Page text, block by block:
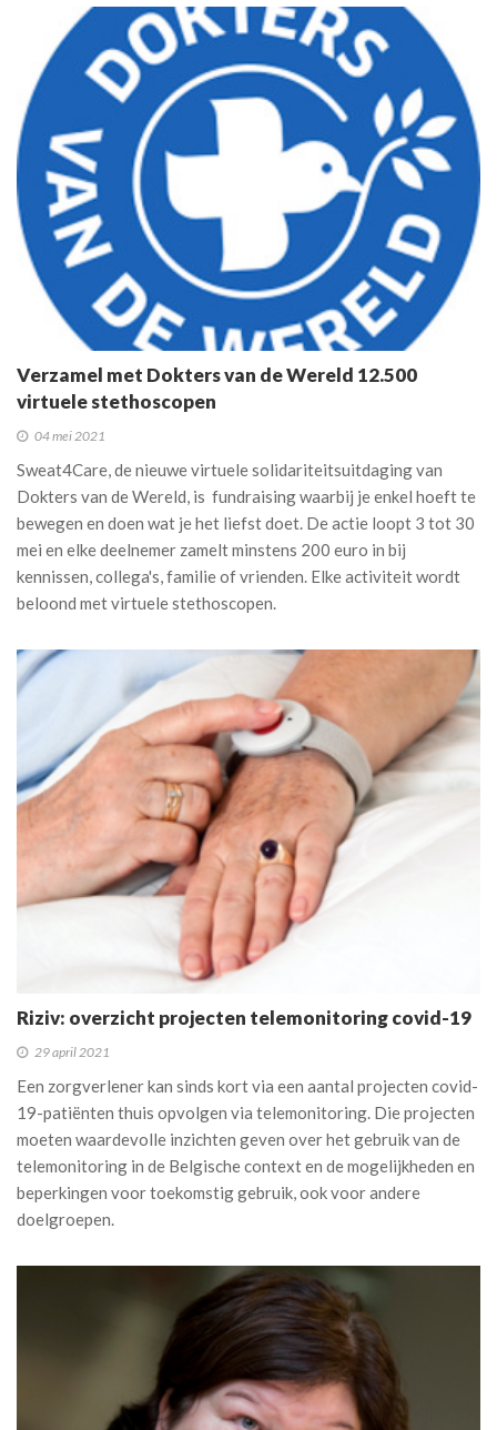
Verzamel met Dokters van de Wereld 12.500
virtuele stethoscopen
04 mei 2021
Sweat4Care, de nieuwe virtuele solidariteitsuitdaging van
Dokters van de Wereld, is fundraising waarbij je enkel hoeft te
bewegen en doen wat je het liefst doet. De actie loopt 3 tot 30
mei en elke deelnemer zamelt minstens 200 euro in bij
kennissen, collega's, familie of vrienden. Elke activiteit wordt
beloond met virtuele stethoscopen.
Riziv: overzicht projecten telemonitoring covid-19
29 april 2021
Een zorgverlener kan sinds kort via een aantal projecten covid-
19-patiënten thuis opvolgen via telemonitoring. Die projecten
moeten waardevolle inzichten geven over het gebruik van de
telemonitoring in de Belgische context en de mogelijkheden en
beperkingen voor toekomstig gebruik, ook voor andere
doelgroepen.